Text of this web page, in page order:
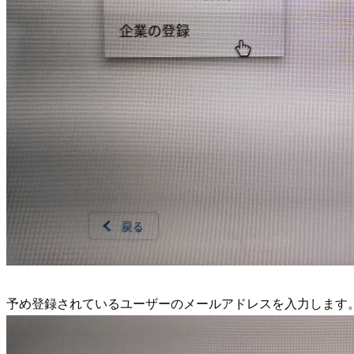
予め登録されているユーザーのメールアドレスを入力します